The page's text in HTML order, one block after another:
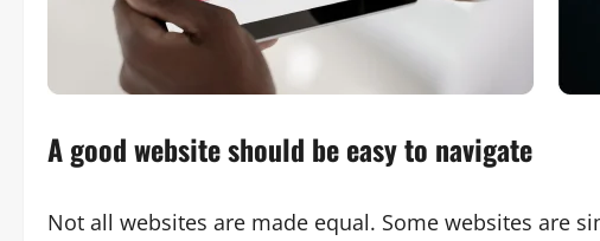
A good website should be easy to navigate
Not all websites are made equal. Some websites are